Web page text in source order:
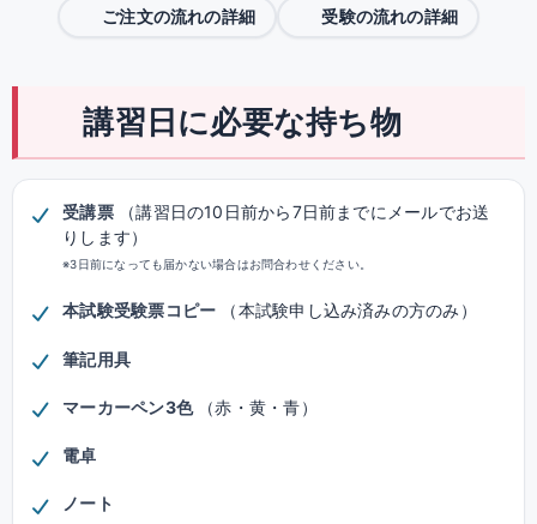
ご注文の流れの詳細 受験の流れの詳細
講習日に必要な持ち物
受講票
（講習日の10日前から7日前までにメールでお送
りします）
※3日前になっても届かない場合はお問合わせください。
本試験受験票コピー （本試験申し込み済みの方のみ）
筆記用具
マーカーペン3色 （赤・黄・青）
電卓
ノート